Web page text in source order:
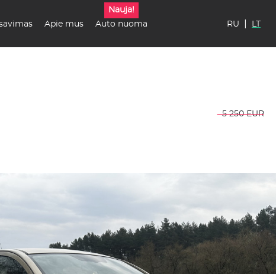
Apie mus Auto nuoma
Nauja!
RU
LT
5 250 EUR